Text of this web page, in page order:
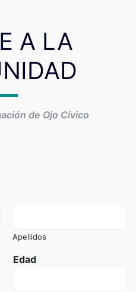
A LA
de Ojo Cívico
Apellidos
Edad